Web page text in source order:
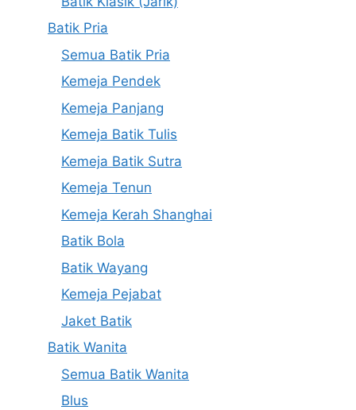
Batik Pria
Semua Batik Pria
Kemeja Pendek
Kemeja Panjang
Kemeja Batik Tulis
Kemeja Batik Sutra
Kemeja Tenun
Kemeja Kerah Shanghai
Batik Bola
Batik Wayang
Kemeja Pejabat
Jaket Batik
Batik Wanita
Semua Batik Wanita
Blus